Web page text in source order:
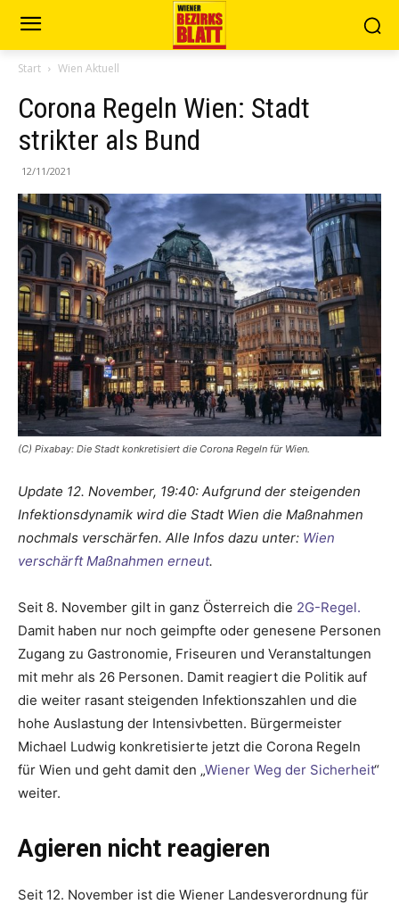
Start Wien Aktuell
Corona Regeln Wien: Stadt
strikter als Bund
12/11/2021
(C) Pixabay: Die Stadt konkretisiert die Corona Regeln für Wien.
Update 12. November, 19:40: Aufgrund der steigenden
Infektionsdynamik wird die Stadt Wien die Maßnahmen
nochmals verschärfen. Alle Infos dazu unter: Wien
verschärft Maßnahmen erneut.
Seit 8. November gilt in ganz Österreich die 2G-Regel.
Damit haben nur noch geimpfte oder genesene Personen
Zugang zu Gastronomie, Friseuren und Veranstaltungen
mit mehr als 26 Personen. Damit reagiert die Politik auf
die weiter rasant steigenden Infektionszahlen und die
hohe Auslastung der Intensivbetten. Bürgermeister
Michael Ludwig konkretisierte jetzt die Corona Regeln
für Wien und geht damit den „Wiener Weg der Sicherheit“
weiter.
Agieren nicht reagieren
Seit 12. November ist die Wiener Landesverordnung für